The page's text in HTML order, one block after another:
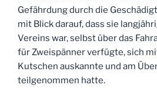
Gefährdung durch die
mit Blick darauf, dass sie
Vereins war, selbst über das
für Zweispänner verfügte, sich
Kutschen auskannte und am
teilgenommen hatte.